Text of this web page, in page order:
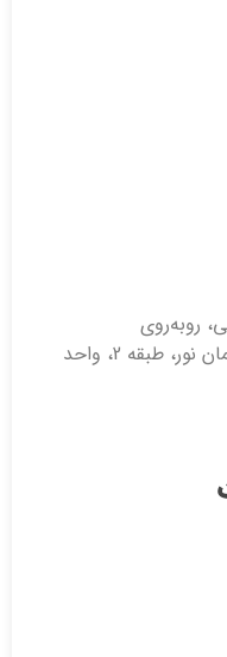
روبه‌روی
فرهنگسرای نور، پلاک 464، ساختمان نور، طبقه 2، واحد